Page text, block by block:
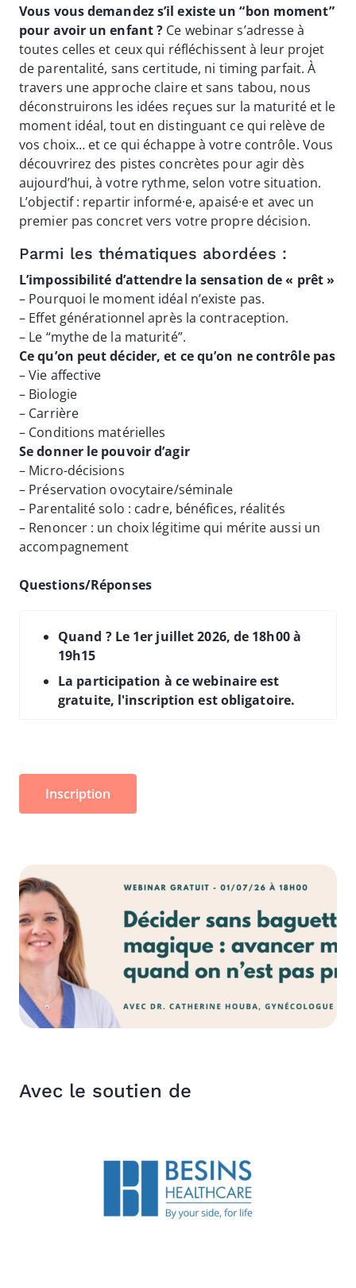
Vous vous demandez s’il existe un “bon moment”
pour avoir un enfant ? Ce webinar s’adresse à
toutes celles et ceux qui réfléchissent à leur projet
de parentalité, sans certitude, ni timing parfait. À
travers une approche claire et sans tabou, nous
déconstruirons les idées reçues sur la maturité et le
moment idéal, tout en distinguant ce qui relève de
vos choix… et ce qui échappe à votre contrôle. Vous
découvrirez des pistes concrètes pour agir dès
aujourd’hui, à votre rythme, selon votre situation.
L’objectif : repartir informé·e, apaisé·e et avec un
premier pas concret vers votre propre décision.
Parmi les thématiques abordées :
L’impossibilité d’attendre la sensation de « prêt »
– Pourquoi le moment idéal n’existe pas.
– Effet générationnel après la contraception.
– Le “mythe de la maturité”.
Ce qu’on peut décider, et ce qu’on ne contrôle pas
– Vie affective
– Biologie
– Carrière
– Conditions matérielles
Se donner le pouvoir d’agir
– Micro-décisions
– Préservation ovocytaire/séminale
– Parentalité solo : cadre, bénéfices, réalités
– Renoncer : un choix légitime qui mérite aussi un
accompagnement
Questions/Réponses
Quand ? Le 1er juillet 2026, de 18h00 à
19h15
La participation à ce webinaire est
gratuite, l'inscription est obligatoire.
Inscription
Image
Avec le soutien de